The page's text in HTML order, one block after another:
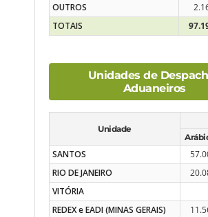
OUTROS
TOTAIS
Unidades de
Aduaneiros
Unidade
SANTOS
RIO DE JANEIRO
VITÓRIA
REDEX e EADI (MINAS GERAIS)